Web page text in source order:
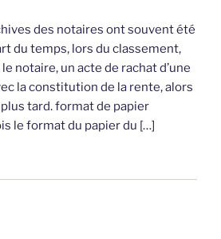
des notaires ont souvent été
du temps, lors du classement,
notaire, un acte de rachat d’une
la constitution de la rente, alors
tard. format de papier
le format du papier du […]